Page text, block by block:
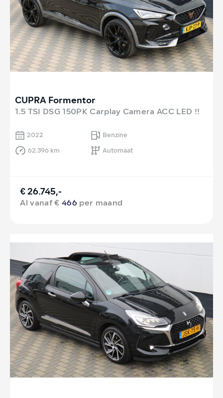
CUPRA Formentor
1.5 TSI DSG 150PK Carplay Camera ACC LED !!
2022
Benzine
62.396 km
Automaat
€ 26.745,-
Al vanaf €466 per maand